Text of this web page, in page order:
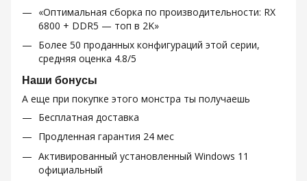
«Оптимальная сборка по производительности: RX
6800 + DDR5 — топ в 2K»
Более 50 проданных конфигураций этой серии,
средняя оценка 4.8/5
Наши бонусы
А еще при покупке этого монстра ты получаешь
Бесплатная доставка
Продленная гарантия 24 мес
Активированный установленный Windows 11
официальный